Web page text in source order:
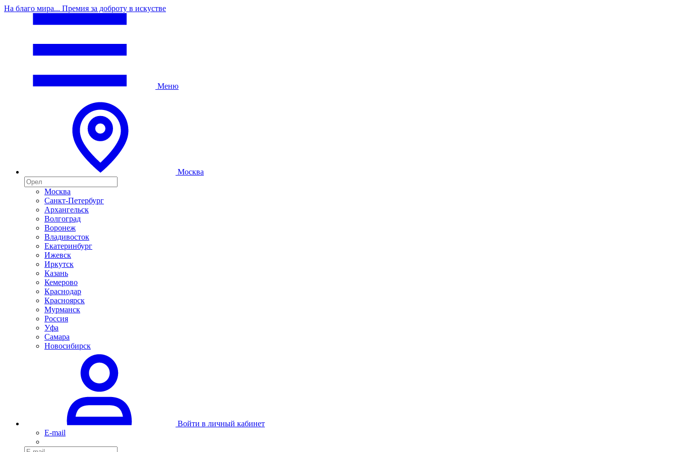
На благо мира... Премия за доброту в искустве
Меню
Москва
Москва
Санкт-Петербург
Архангельск
Волгоград
Воронеж
Владивосток
Екатеринбург
Ижевск
Иркутск
Казань
Кемерово
Краснодар
Красноярск
Мурманск
Россия
Уфа
Самара
Новосибирск
Войти в личный кабинет
E-mail